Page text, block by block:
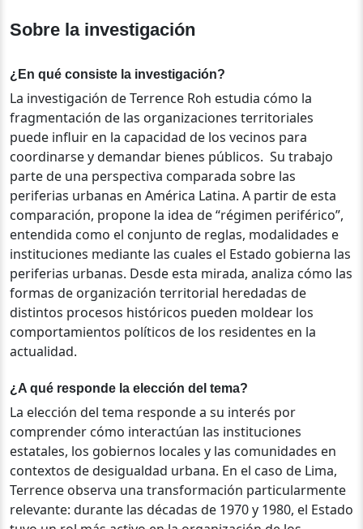
Sobre la investigación
¿En qué consiste la investigación?
La investigación de Terrence Roh estudia cómo la
fragmentación de las organizaciones territoriales
puede influir en la capacidad de los vecinos para
coordinarse y demandar bienes públicos. Su trabajo
parte de una perspectiva comparada sobre las
periferias urbanas en América Latina. A partir de esta
comparación, propone la idea de “régimen periférico”,
entendida como el conjunto de reglas, modalidades e
instituciones mediante las cuales el Estado gobierna las
periferias urbanas. Desde esta mirada, analiza cómo las
formas de organización territorial heredadas de
distintos procesos históricos pueden moldear los
comportamientos políticos de los residentes en la
actualidad.
¿A qué responde la elección del tema?
La elección del tema responde a su interés por
comprender cómo interactúan las instituciones
estatales, los gobiernos locales y las comunidades en
contextos de desigualdad urbana. En el caso de Lima,
Terrence observa una transformación particularmente
relevante: durante las décadas de 1970 y 1980, el Estado